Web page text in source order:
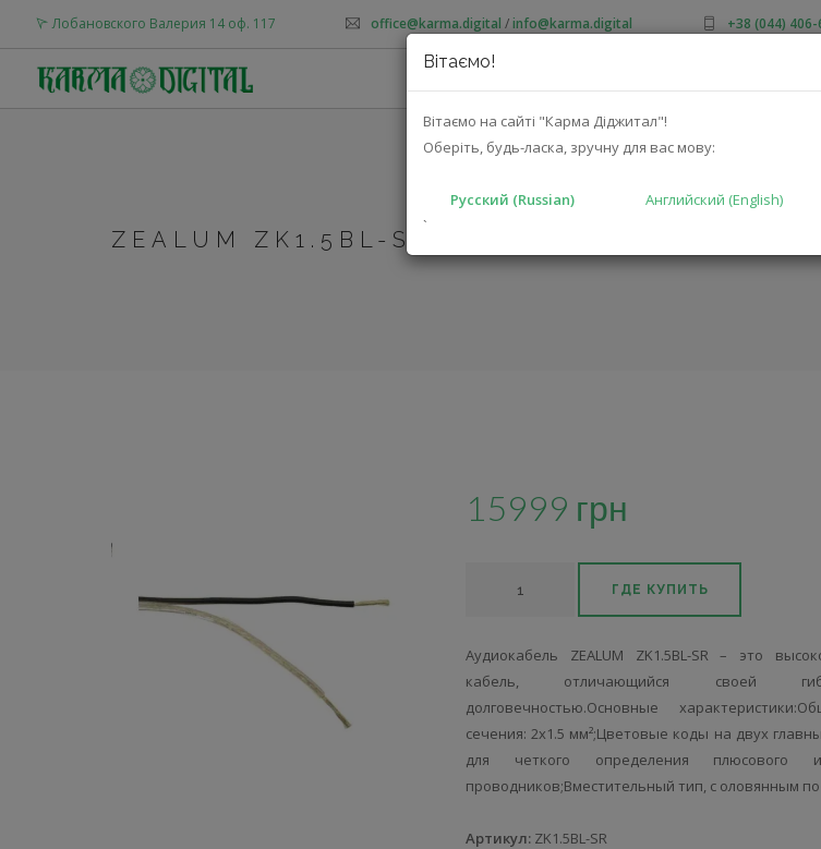
Вітаємо!
Вітаємо на сайті "Карма Діджитал"!
Оберіть, будь-ласка, зручну для вас мову:
Русский (Russian) Английский (English)
`
Лобановского Валерия 14 оф. 117 office@karma.digital /info@karma.digital +38 (044)
ZEALUM ZK1.5BL-SR
15999 грн
ГДЕ КУПИТЬ
Аудиокабель ZEALUM ZK1.5BL-SR – это
кабель, отличающийся своей
долговечностью.Основные
сечения: 2х1.5 мм²;Цветовые коды на двух
для четкого определения плюсового
проводников;Вместительный тип, с оловянным по
Артикул: ZK1.5BL-SR